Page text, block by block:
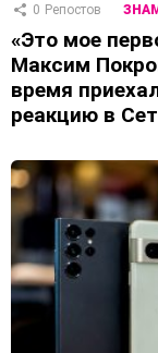
0 Репостов
«Это мое
Максим
время
реакцию в